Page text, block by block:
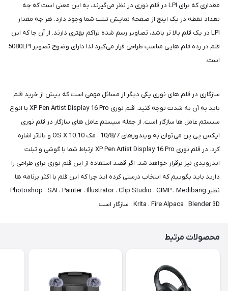
مقداری که برای LPI در قلم نوری در نظر می‌گیرند، به این معنی است که چه
تعداد نقطه در یک اینچ از صفحه نمایش تبلت شما وجود دارد. هر چه مقدار
LPI در یک قلم بالا تر باشد، تصاویر رسم شده تراکم بهتری دارند. از آن جا که این
قلم در رده قلم هایی مناسب طراحی قرار می‌گیرد لذا دارای وضوح تصویر 5080LPI
است.
سازگاری در قلم های نوری یکی دیگر از مسائل مهمی است که پیش از خرید قلم
باید به آن به شدت توجه کنید. قلم نوری XP Pen Artist Display 16 Pro با انواع
سیستم عامل ها سازگار است. از جمله سیستم عامل های سازگار در قلم نوری
ایکس پی پن می‌توان به ویندوزهای 10/8/7 ، مک OS X 10.10 و بالاتر اشاره
کرد. در قلم نوری XP Pen Artist Display 16 Pro ارتباط شما با گوشی و تبلت
اندرویدی نیز برقرار خواهد شد. اگر قصد استفاده از این قلم نوری برای طراحی را
دارید باید بگوییم که انتخاب درستی کرده اید چرا که این قلم با اکثر برنامه ها
نظیر Photoshop ، SAI ، Painter ، Illustrator ، Clip Studio ، GIMP ، Medibang
، Krita ، Fire Alpaca ، Blender 3D سازگار است.
محصولات مرتبط